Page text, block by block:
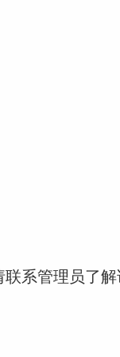
系管理员了